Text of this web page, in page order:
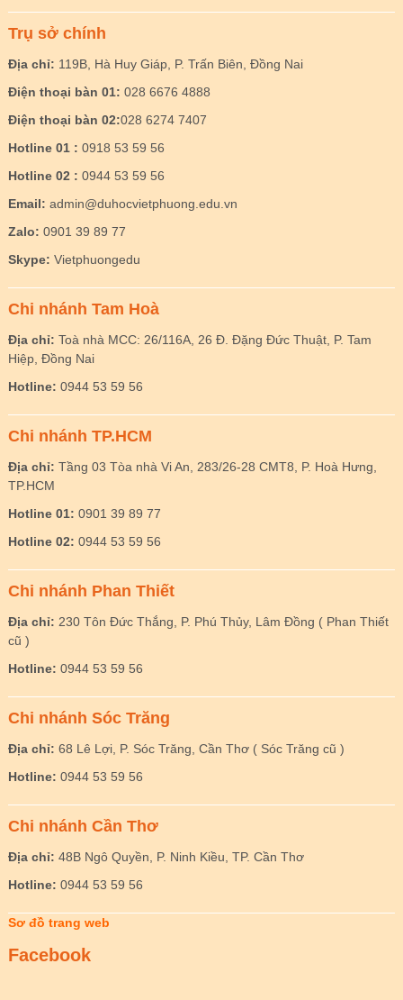
Trụ sở chính
Địa chỉ: 119B, Hà Huy Giáp, P. Trấn Biên, Đồng Nai
Điện thoại bàn 01: 028 6676 4888
Điện thoại bàn 02:028 6274 7407
Hotline 01 : 0918 53 59 56
Hotline 02 : 0944 53 59 56
Email: admin@duhocvietphuong.edu.vn
Zalo: 0901 39 89 77
Skype: Vietphuongedu
Chi nhánh Tam Hoà
Địa chỉ: Toà nhà MCC: 26/116A, 26 Đ. Đặng Đức Thuật, P. Tam
Hiệp, Đồng Nai
Hotline: 0944 53 59 56
Chi nhánh TP.HCM
Địa chỉ: Tầng 03 Tòa nhà Vi An, 283/26-28 CMT8, P. Hoà Hưng,
TP.HCM
Hotline 01: 0901 39 89 77
Hotline 02: 0944 53 59 56
Chi nhánh Phan Thiết
Địa chỉ: 230 Tôn Đức Thắng, P. Phú Thủy, Lâm Đồng ( Phan Thiết
cũ )
Hotline: 0944 53 59 56
Chi nhánh Sóc Trăng
Địa chỉ: 68 Lê Lợi, P. Sóc Trăng, Cần Thơ ( Sóc Trăng cũ )
Hotline: 0944 53 59 56
Chi nhánh Cần Thơ
Địa chỉ: 48B Ngô Quyền, P. Ninh Kiều, TP. Cần Thơ
Hotline: 0944 53 59 56
Sơ đồ trang web
Facebook